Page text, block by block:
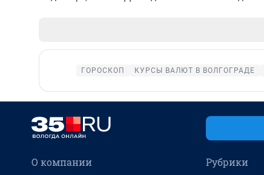
ГОРОСКОП КУРСЫ ВАЛЮТ В ВОЛГОГРАДЕ
О компании Рубрики